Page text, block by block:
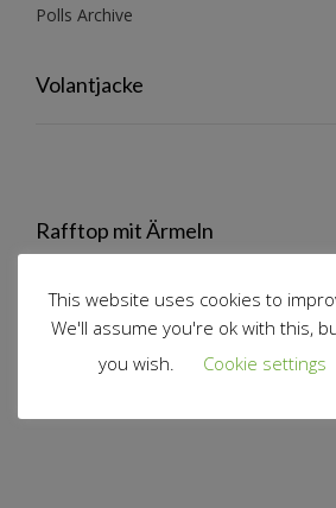
Polls Archive
Volantjacke
Rafftop mit Ärmeln
Volantrock
This website uses cookies to
We'll assume you're ok with this,
you wish.
Cookie settings